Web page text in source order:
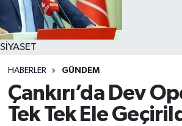
SİYASET
HABERLER GÜNDEM
Çankırı’da Dev
Tek Tek Ele